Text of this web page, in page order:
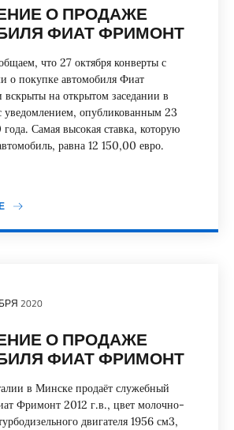
О ПРОДАЖЕ
ФИАТ ФРИМОНТ
что 27 октября конверты с
о покупке автомобиля Фиат
на открытом заседании в
уведомлением, опубликованным 23
Самая высокая ставка, которую
равна 12 150,00 евро.
2020
О ПРОДАЖЕ
ФИАТ ФРИМОНТ
в Минске продаёт служебный
Фримонт 2012 г.в., цвет молочно-
двигателя 1956 см3,